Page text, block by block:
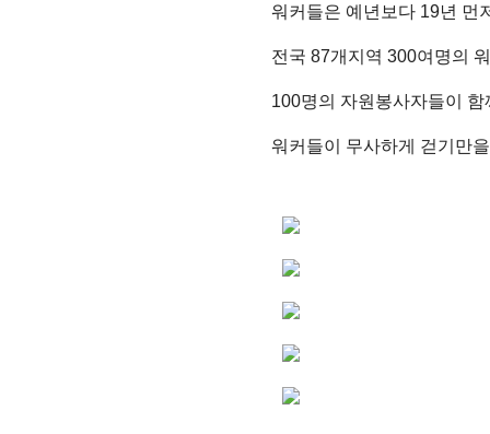
워커들은 예년보다 19년 먼
전국 87개지역 300여명의
100명의 자원봉사자들이
워커들이 무사하게 걷기만